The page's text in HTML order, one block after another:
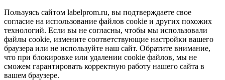
Пользуясь сайтом labelprom.ru, вы подтверждаете свое
согласие на использование файлов cookie и других похожих
технологий. Если вы не согласны, чтобы мы использовали
файлы cookie, измените соответствующие настройки вашего
браузера или не используйте наш сайт. Обратите внимание,
что при блокировке или удалении cookie файлов, мы не
сможем гарантировать корректную работу нашего сайта в
вашем браузере.